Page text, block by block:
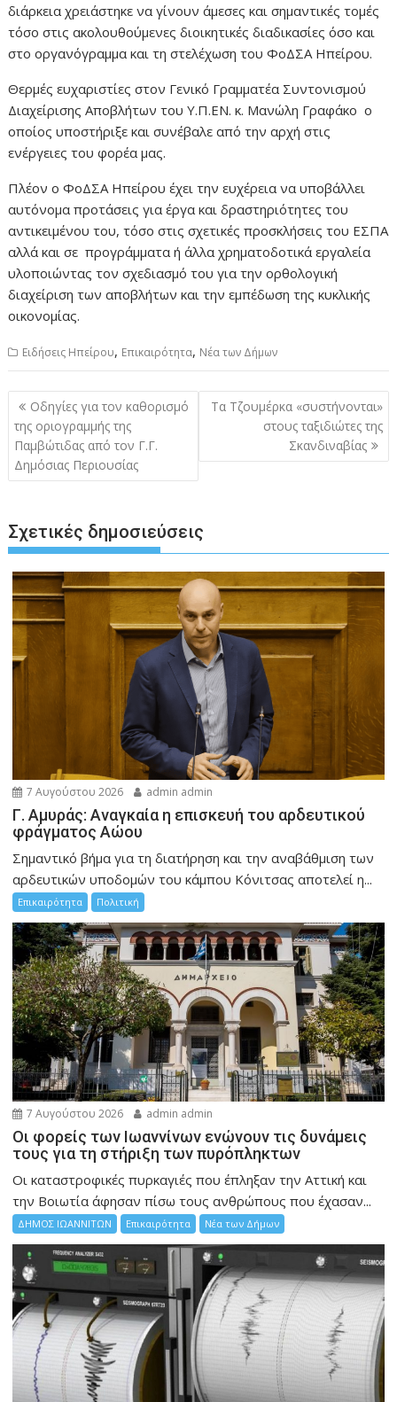
διάρκεια χρειάστηκε να γίνουν άμεσες και σημαντικές τομές
τόσο στις ακολουθούμενες διοικητικές διαδικασίες όσο και
στο οργανόγραμμα και τη στελέχωση του ΦοΔΣΑ Ηπείρου.
Θερμές ευχαριστίες στον Γενικό Γραμματέα Συντονισμού
Διαχείρισης Αποβλήτων του Υ.Π.ΕΝ. κ. Μανώλη Γραφάκο ο
οποίος υποστήριξε και συνέβαλε από την αρχή στις
ενέργειες του φορέα μας.
Πλέον ο ΦοΔΣΑ Ηπείρου έχει την ευχέρεια να υποβάλλει
αυτόνομα προτάσεις για έργα και δραστηριότητες του
αντικειμένου του, τόσο στις σχετικές προσκλήσεις του ΕΣΠΑ
αλλά και σε προγράμματα ή άλλα χρηματοδοτικά εργαλεία
υλοποιώντας τον σχεδιασμό του για την ορθολογική
διαχείριση των αποβλήτων και την εμπέδωση της κυκλικής
οικονομίας.
Ειδήσεις Ηπείρου, Επικαιρότητα, Νέα των Δήμων
Πλοήγηση
άρθρων
Οδηγίες για τον καθορισμό
της οριογραμμής της
Παμβώτιδας από τον Γ.Γ.
Δημόσιας Περιουσίας
Τα Τζουμέρκα «συστήνονται»
στους ταξιδιώτες της
Σκανδιναβίας
Σχετικές δημοσιεύσεις
7 Αυγούστου 2026 admin admin
Γ. Αμυράς: Αναγκαία η επισκευή του αρδευτικού
φράγματος Αώου
Σημαντικό βήμα για τη διατήρηση και την αναβάθμιση των
αρδευτικών υποδομών του κάμπου Κόνιτσας αποτελεί η...
Επικαιρότητα Πολιτική
7 Αυγούστου 2026 admin admin
Οι φορείς των Ιωαννίνων ενώνουν τις δυνάμεις
τους για τη στήριξη των πυρόπληκτων
Οι καταστροφικές πυρκαγιές που έπληξαν την Αττική και
την Bοιωτία άφησαν πίσω τους ανθρώπους που έχασαν...
ΔΗΜΟΣ ΙΩΑΝΝΙΤΩΝ Επικαιρότητα Νέα των Δήμων